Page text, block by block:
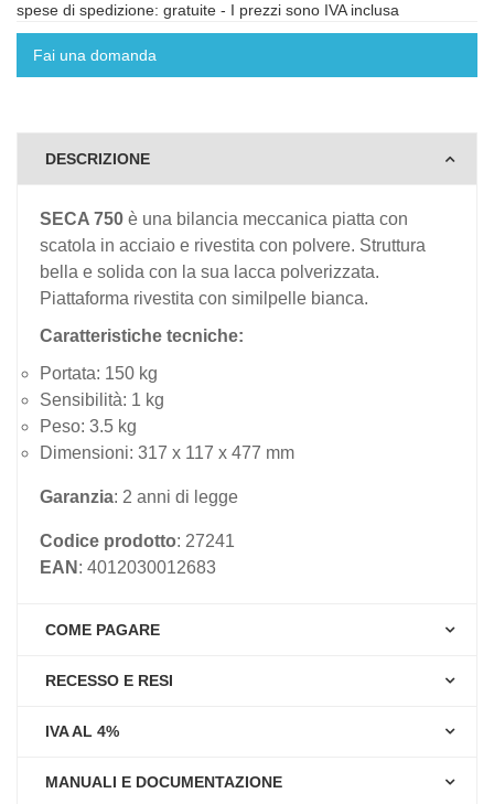
spese di spedizione: gratuite - I prezzi sono IVA inclusa
Fai una domanda
DESCRIZIONE
SECA 750 è una bilancia meccanica piatta con
scatola in acciaio e rivestita con polvere. Struttura
bella e solida con la sua lacca polverizzata.
Piattaforma rivestita con similpelle bianca.
Caratteristiche tecniche:
Portata: 150 kg
Sensibilità: 1 kg
Peso: 3.5 kg
Dimensioni: 317 x 117 x 477 mm
Garanzia: 2 anni di legge
Codice prodotto: 27241
EAN : 4012030012683
COME PAGARE
RECESSO E RESI
IVA AL 4%
MANUALI E DOCUMENTAZIONE